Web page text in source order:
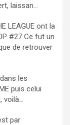
laissan...
LEAGUE ont la
#27 Ce fut un
de retrouver
les
puis celui
voilà...
par